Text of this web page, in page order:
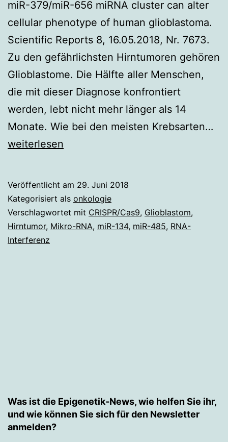
miR-379/miR-656 miRNA cluster can alter
cellular phenotype of human glioblastoma.
Scientific Reports 8, 16.05.2018, Nr. 7673.
Zu den gefährlichsten Hirntumoren gehören
Glioblastome. Die Hälfte aller Menschen,
die mit dieser Diagnose konfrontiert
werden, lebt nicht mehr länger als 14
Monate. Wie bei den meisten Krebsarten…
weiterlesen
Veröffentlicht am 29. Juni 2018
Kategorisiert als onkologie
Verschlagwortet mit CRISPR/Cas9, Glioblastom,
Hirntumor, Mikro-RNA, miR-134, miR-485, RNA-
Interferenz
Was ist die Epigenetik-News, wie helfen Sie ihr,
und wie können Sie sich für den Newsletter
anmelden?